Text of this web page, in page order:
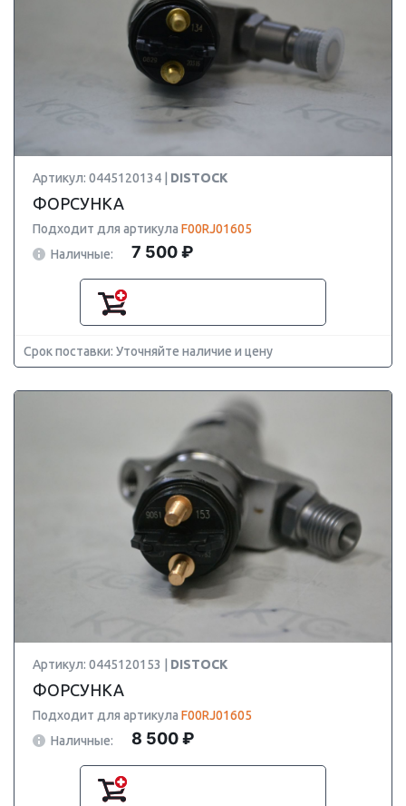
Артикул: 0445120134 | DISTOCK
ФОРСУНКА
Подходит для артикула F00RJ01605
Наличные:
7 500 ₽
Срок поставки: Уточняйте наличие и цену
Артикул: 0445120153 | DISTOCK
ФОРСУНКА
Подходит для артикула F00RJ01605
Наличные:
8 500 ₽